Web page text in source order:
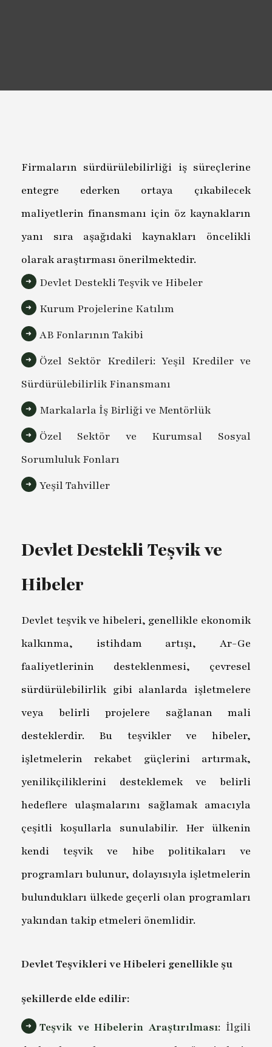
Firmaların sürdürülebilirliği iş süreçlerine
entegre ederken ortaya çıkabilecek
maliyetlerin finansmanı için öz kaynakların
yanı sıra aşağıdaki kaynakları öncelikli
olarak araştırması önerilmektedir.
Devlet Destekli Teşvik ve Hibeler
Kurum Projelerine Katılım
AB Fonlarının Takibi
Özel Sektör Kredileri: Yeşil Krediler ve
Sürdürülebilirlik Finansmanı
Markalarla İş Birliği ve Mentörlük
Özel Sektör ve Kurumsal Sosyal
Sorumluluk Fonları
Yeşil Tahviller
Devlet Destekli Teşvik ve
Hibeler
Devlet teşvik ve hibeleri, genellikle ekonomik
kalkınma, istihdam artışı, Ar-Ge
faaliyetlerinin desteklenmesi, çevresel
sürdürülebilirlik gibi alanlarda işletmelere
veya belirli projelere sağlanan mali
desteklerdir. Bu teşvikler ve hibeler,
işletmelerin rekabet güçlerini artırmak,
yenilikçiliklerini desteklemek ve belirli
hedeflere ulaşmalarını sağlamak amacıyla
çeşitli koşullarla sunulabilir. Her ülkenin
kendi teşvik ve hibe politikaları ve
programları bulunur, dolayısıyla işletmelerin
bulundukları ülkede geçerli olan programları
yakından takip etmeleri önemlidir.
Devlet Teşvikleri ve Hibeleri genellikle şu
şekillerde elde edilir:
Teşvik ve Hibelerin Araştırılması: İlgili